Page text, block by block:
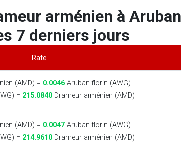
arménien à Aruban
7 derniers jours
Rate
(AMD) = 0.0046Aruban florin (AWG)
= 215.0840Drameur arménien (AMD)
(AMD) = 0.0047Aruban florin (AWG)
= 214.9610Drameur arménien (AMD)